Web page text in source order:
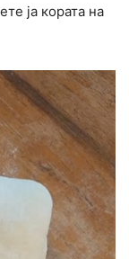
ја кората на